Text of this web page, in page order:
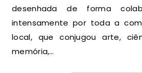
desenhada de forma
intensamente por toda a
local, que conjugou arte,
memória,…